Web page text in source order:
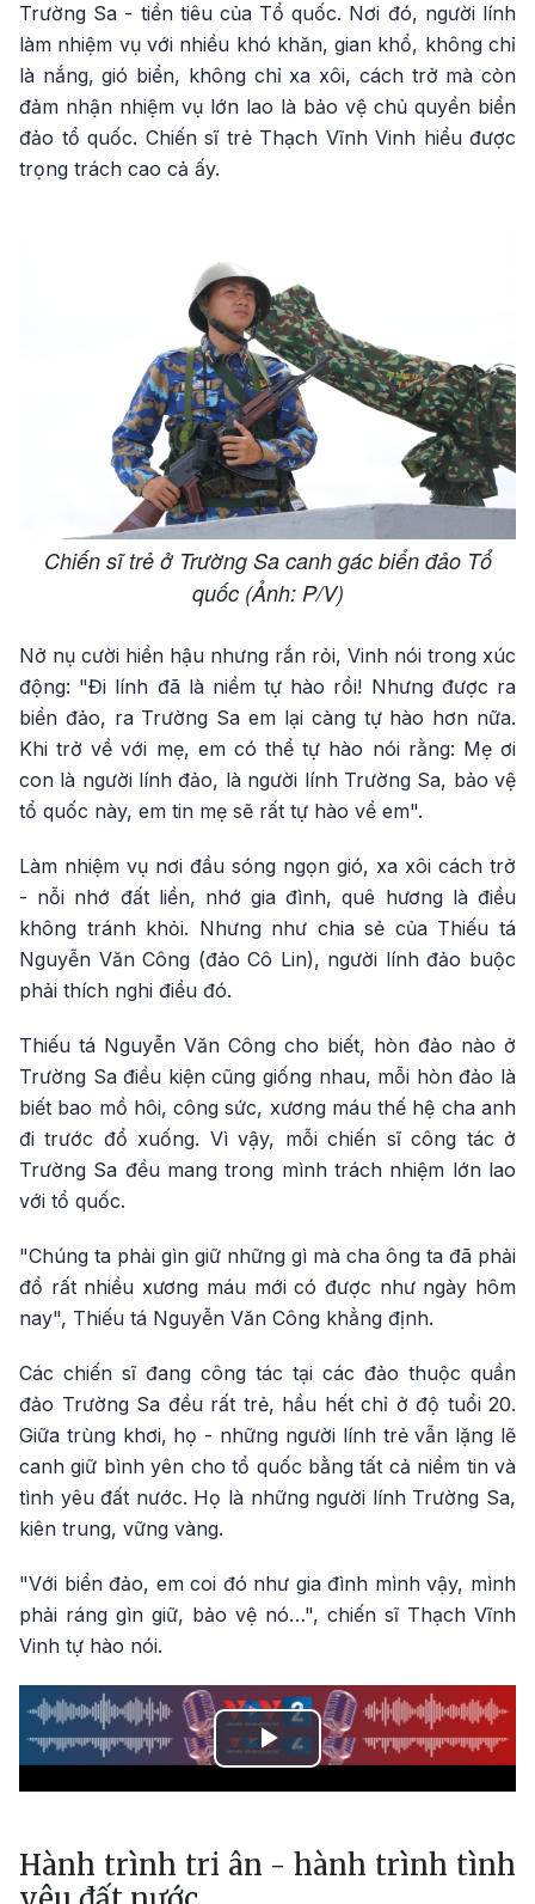
Trường Sa - tiền tiêu của Tổ quốc. Nơi đó, người lính
làm nhiệm vụ với nhiều khó khăn, gian khổ, không chỉ
là nắng, gió biển, không chỉ xa xôi, cách trở mà còn
đảm nhận nhiệm vụ lớn lao là bảo vệ chủ quyền biển
đảo tổ quốc. Chiến sĩ trẻ Thạch Vĩnh Vinh hiểu được
trọng trách cao cả ấy.
Chiến sĩ trẻ ở Trường Sa canh gác biển đảo Tổ
quốc (Ảnh: P/V)
Nở nụ cười hiền hậu nhưng rắn rỏi, Vinh nói trong xúc
động: "Đi lính đã là niềm tự hào rồi! Nhưng được ra
biển đảo, ra Trường Sa em lại càng tự hào hơn nữa.
Khi trở về với mẹ, em có thể tự hào nói rằng: Mẹ ơi
con là người lính đảo, là người lính Trường Sa, bảo vệ
tổ quốc này, em tin mẹ sẽ rất tự hào về em".
Làm nhiệm vụ nơi đầu sóng ngọn gió, xa xôi cách trở
- nỗi nhớ đất liền, nhớ gia đình, quê hương là điều
không tránh khỏi. Nhưng như chia sẻ của Thiếu tá
Nguyễn Văn Công (đảo Cô Lin), người lính đảo buộc
phải thích nghi điều đó.
Thiếu tá Nguyễn Văn Công cho biết, hòn đảo nào ở
Trường Sa điều kiện cũng giống nhau, mỗi hòn đảo là
biết bao mồ hôi, công sức, xương máu thế hệ cha anh
đi trước đổ xuống. Vì vậy, mỗi chiến sĩ công tác ở
Trường Sa đều mang trong mình trách nhiệm lớn lao
với tổ quốc.
"Chúng ta phải gìn giữ những gì mà cha ông ta đã phải
đổ rất nhiều xương máu mới có được như ngày hôm
nay", Thiếu tá Nguyễn Văn Công khẳng định.
Các chiến sĩ đang công tác tại các đảo thuộc quần
đảo Trường Sa đều rất trẻ, hầu hết chỉ ở độ tuổi 20.
Giữa trùng khơi, họ - những người lính trẻ vẫn lặng lẽ
canh giữ bình yên cho tổ quốc bằng tất cả niểm tin và
tình yêu đất nước. Họ là những người lính Trường Sa,
kiên trung, vững vàng.
"Với biển đảo, em coi đó như gia đình mình vậy, mình
phải ráng gìn giữ, bảo vệ nó…", chiến sĩ Thạch Vĩnh
Vinh tự hào nói.
Play
Hành trình tri ân - hành trình tình